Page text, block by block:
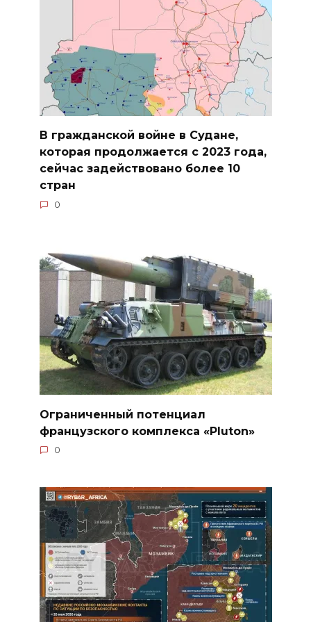
В гражданской войне в Судане,
которая продолжается с 2023 года,
сейчас задействовано более 10
стран
0
Ограниченный потенциал
французского комплекса «Pluton»
0